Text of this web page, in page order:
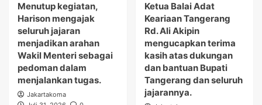
Menutup kegiatan,
Harison mengajak
seluruh jajaran
menjadikan arahan
Wakil Menteri sebagai
pedoman dalam
menjalankan tugas.
Jakartakoma
Ketua Balai Adat
Keariaan Tangerang
Rd. Ali Akipin
mengucapkan terima
kasih atas dukungan
dan bantuan Bupati
Tangerang dan seluruh
jajarannya.